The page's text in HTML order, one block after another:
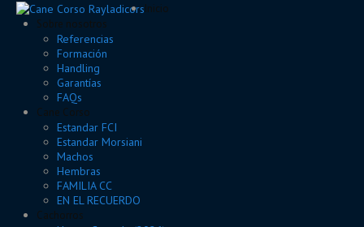
Inicio
Sobre nosotros
Referencias
Formación
Handling
Garantías
FAQs
Cane Corso
Estandar FCI
Estandar Morsiani
Machos
Hembras
FAMILIA CC
EN EL RECUERDO
Cachorros